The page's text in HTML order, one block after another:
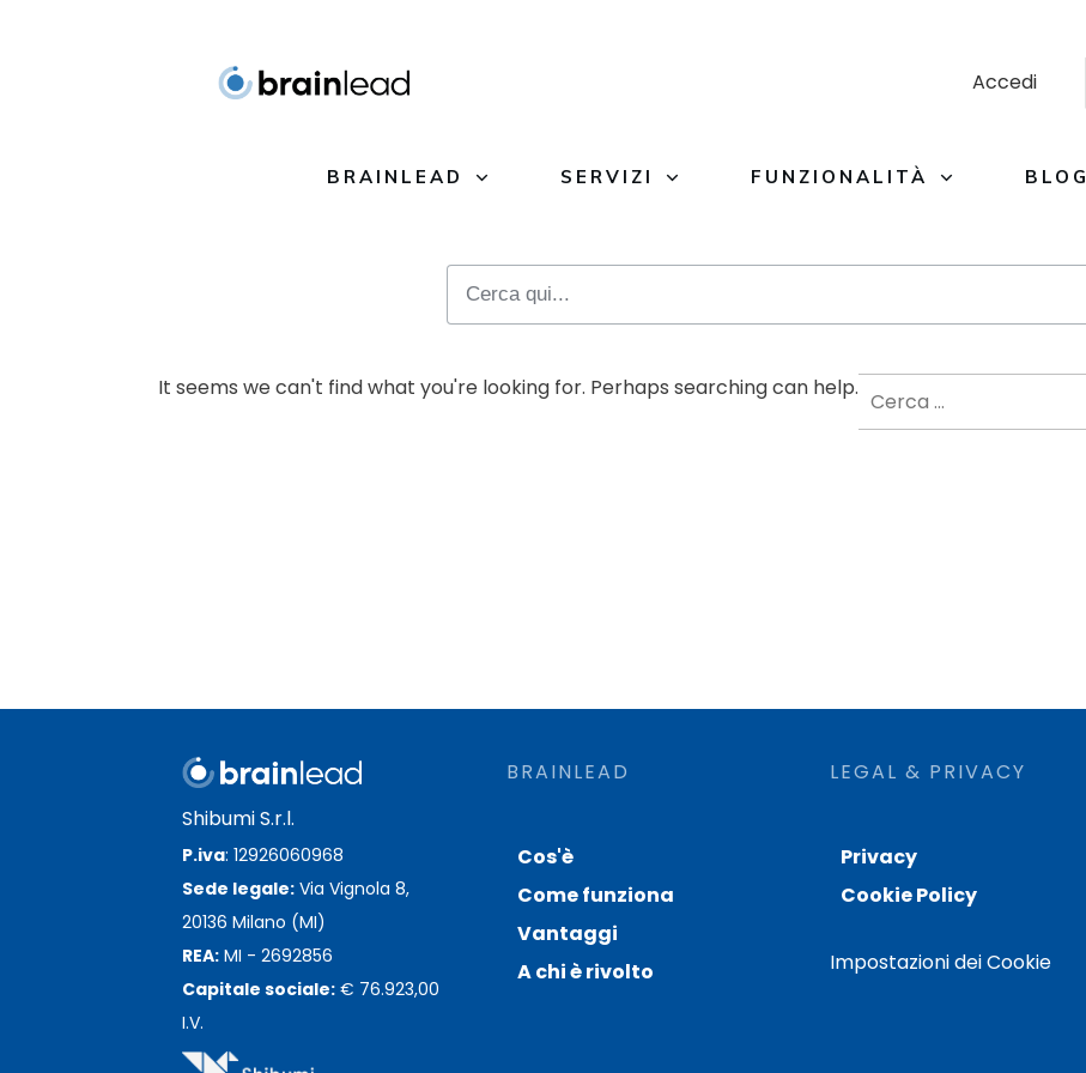
Accedi
BRAINLEAD SERVIZI FUNZIONALITÀ BLOG
It seems we can't find what you're looking for. Perhaps searching can help.
per:
Shibumi S.r.l.
P.iva: 12926060968
Sede legale: Via Vignola 8,
20136 Milano (MI)
REA: MI - 2692856
Capitale sociale: € 76.923,00
I.V.
BRAINLEAD
Cos'è
Come funziona
Vantaggi
A chi è rivolto
LEGAL & PRIVACY
Privacy
Cookie Policy
Impostazioni dei Cookie